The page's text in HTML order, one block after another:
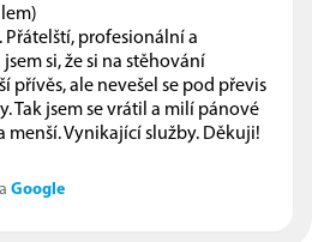
profesionální a
si, že si na stěhování
přívěs, ale nevešel se pod převis
Tak jsem se vrátil a milí pánové
menší. Vynikající služby. Děkuji!
Google